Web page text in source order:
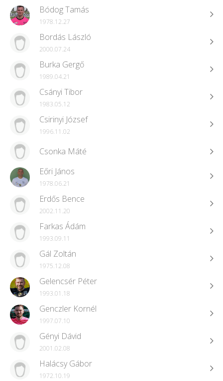
Bódog Tamás
1978.12.27
Bordás László
2000.07.24
Burka Gergő
1989.04.21
Csányi Tibor
1983.05.12
Csirinyi József
1996.11.02
Csonka Máté
Eőri János
1978.06.21
Erdős Bence
2002.11.20
Farkas Ádám
1993.09.11
Gál Zoltán
1975.12.08
Gelencsér Péter
1993.01.18
Genczler Kornél
1997.07.10
Gényi Dávid
2001.02.08
Halácsy Gábor
1972.10.19